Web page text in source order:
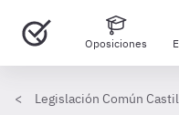
Oposiciones
Legislación Común